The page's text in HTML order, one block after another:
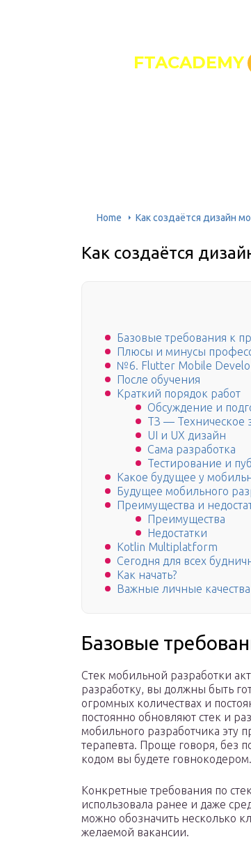
FTACADEMY
Home Как создаётся дизайн
Как создаётся
Базовые требования к
Плюсы и минусы
№6. Flutter Mobile
После обучения
Краткий порядок работ
Обсуждение и
ТЗ — Техническое
UI и UX дизайн
Сама разработка
Тестирование и
Какое будущее у
Будущее мобильного
Преимущества и
Преимущества
Недостатки
Kotlin Multiplatform
Сегодня для всех
Как начать?
Важные личные качества
Базовые
Стек мобильной разработки
разработку, вы должны быть
огромных количествах и
постоянно обновляют стек и
мобильного разработчика эту
терапевта. Проще говоря, без
кодом вы будете говнокодером.
Конкретные требования по
использовала ранее и даже
можно обозначить несколько
желаемой вакансии.